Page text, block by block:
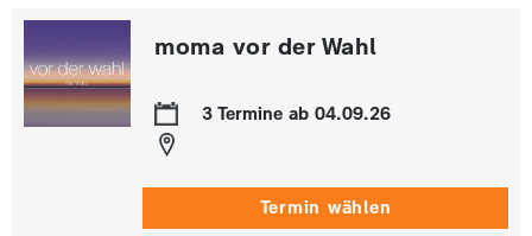
moma vor der Wahl
3 Termine ab 04.09.26
Termin wählen